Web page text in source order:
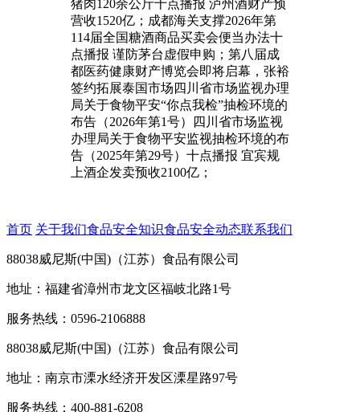
猪肉120余公斤十点播报 泸州酒财产预
营收1520亿；成都海关支撑2026年第
114届全国糖酒商品买卖会便当办法十
点播报 谨防茅台虚假申购；第八届成
都医药健康财产博览会即将启幕，张裕
签约拓展泰国市场四川省市场监视办理
局关于食物平安“你点我检”抽检环境的
布告（2026年第1号）四川省市场监视
办理局关于食物平安监视抽检环境的布
告（2025年第29号）十点播报 宜宾规
上酒企发卖预收2100亿；
首页 关于我们食品安全知识食品安全动态联系我们
88038威尼斯(中国)（江苏）食品有限公司
地址：福建省漳州市龙文区福岐北路1号
服务热线：0596-2106888
88038威尼斯(中国)（江苏）食品有限公司
地址：南京市溧水经济开发区溧星路97号
服务热线：400-881-6208